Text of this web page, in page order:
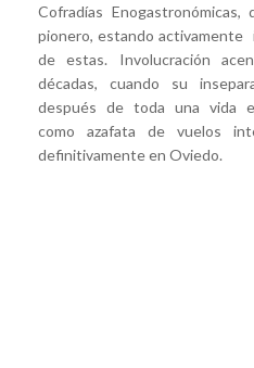
Cofradías
pionero, estando activamente
de estas. Involucración
décadas, cuando su
después de toda una vida
como azafata de vuelos
definitivamente en Oviedo.